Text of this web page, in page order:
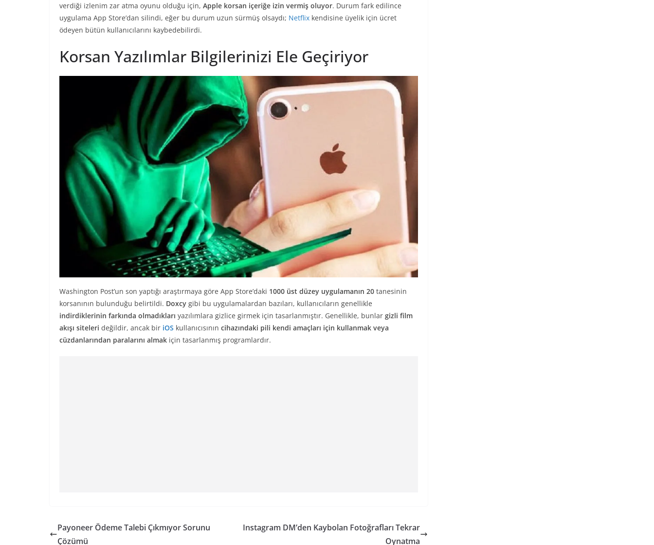
verdiği izlenim zar atma oyunu olduğu için, Apple korsan içeriğe izin vermiş oluyor. Durum fark edilince
uygulama App Store’dan silindi, eğer bu durum uzun sürmüş olsaydı; Netflix kendisine üyelik için ücret
ödeyen bütün kullanıcılarını kaybedebilirdi.
Korsan Yazılımlar Bilgilerinizi Ele Geçiriyor
Washington Post’un son yaptığı araştırmaya göre App Store’daki 1000 üst düzey uygulamanın 20 tanesinin
korsanının bulunduğu belirtildi. Doxcy gibi bu uygulamalardan bazıları, kullanıcıların genellikle
indirdiklerinin farkında olmadıkları yazılımlara gizlice girmek için tasarlanmıştır. Genellikle, bunlar gizli film
akışı siteleri değildir, ancak bir iOS kullanıcısının cihazındaki pili kendi amaçları için kullanmak veya
cüzdanlarından paralarını almak için tasarlanmış programlardır.
Payoneer Ödeme Talebi Çıkmıyor Sorunu
Çözümü
Instagram DM’den Kaybolan Fotoğrafları Tekrar
Oynatma